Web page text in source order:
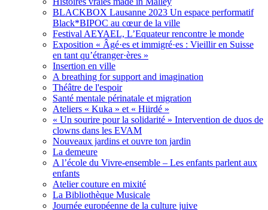
BLACKBOX Lausanne 2023 Un espace performatif
Black*BIPOC au cœur de la ville
Festival AEYAEL, L’Equateur rencontre le monde
Exposition « Âgé·es et immigré·es : Vieillir en Suisse
en tant qu’étranger·ères »
Insertion en ville
A breathing for support and imagination
Théâtre de l'espoir
Santé mentale périnatale et migration
Ateliers « Kuka » et « Hiirdé »
« Un sourire pour la solidarité » Intervention de duos de
clowns dans les EVAM
Nouveaux jardins et ouvre ton jardin
La demeure
A l’école du Vivre-ensemble – Les enfants parlent aux
enfants
Atelier couture en mixité
La Bibliothèque Musicale
Journée européenne de la culture juive